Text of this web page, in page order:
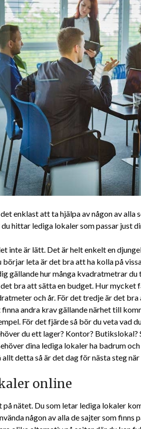
enklast att ta hjälpa av någon av alla
hittar lediga lokaler som passar just
inte är lätt. Det är helt enkelt en
börjar leta är det bra att ha kolla på
gällande hur många kvadratmetrar
bra att sätta en budget. Hur mycket
och år. För det tredje är det
andra krav gällande närhet till
För det fjärde så bör du veta vad
du ett lager? Kontor? Butikslokal?
dina lediga lokaler ha badrum
detta så är det dag för nästa steg
online
på nätet. Du som letar lediga lokaler
någon av alla de sajter som finns